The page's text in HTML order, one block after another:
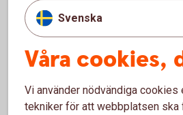
Lycka till med jakten och må bästa
godkänna cookies för
och statistik.
Svenska
Våra cookies,
Vi använder nödvändiga cookies
tekniker för att webbplatsen ska